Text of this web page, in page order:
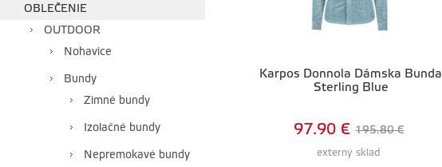
OBLEČENIE
OUTDOOR
Nohavice
Bundy
Zimné bundy
Izolačné bundy
Nepremokavé bundy
Karpos Donnola Dámska Bunda
Sterling Blue
externý sklad
97.90 € 195.80 €